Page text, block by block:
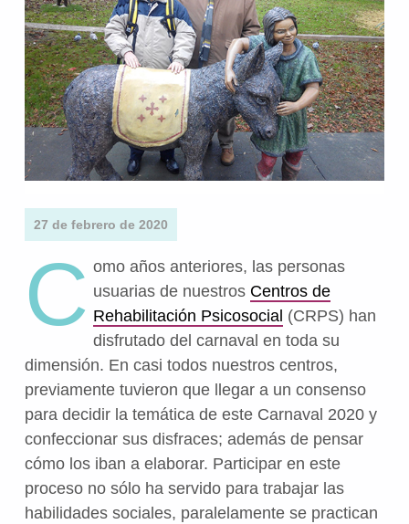
27 de febrero de 2020
C omo años anteriores, las personas
usuarias de nuestros Centros de
Rehabilitación Psicosocial (CRPS) han
disfrutado del carnaval en toda su
dimensión. En casi todos nuestros centros,
previamente tuvieron que llegar a un consenso
para decidir la temática de este Carnaval 2020 y
confeccionar sus disfraces; además de pensar
cómo los iban a elaborar. Participar en este
proceso no sólo ha servido para trabajar las
habilidades sociales, paralelamente se practican